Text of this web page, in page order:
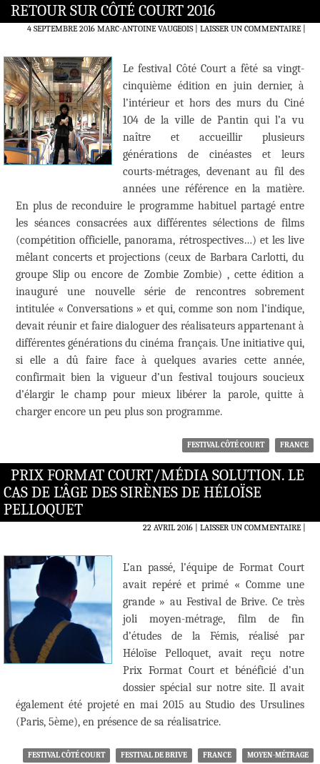
RETOUR SUR CÔTÉ COURT 2016
4 SEPTEMBRE 2016 MARC-ANTOINE VAUGEOIS LAISSER UN COMMENTAIRE|
Le festival Côté Court a fêté sa vingt-
cinquième édition en juin dernier, à
l’intérieur et hors des murs du Ciné
104 de la ville de Pantin qui l’a vu
naître et accueillir plusieurs
générations de cinéastes et leurs
courts-métrages, devenant au fil des
années une référence en la matière.
En plus de reconduire le programme habituel partagé entre
les séances consacrées aux différentes sélections de films
(compétition officielle, panorama, rétrospectives…) et les live
mêlant concerts et projections (ceux de Barbara Carlotti, du
groupe Slip ou encore de Zombie Zombie) , cette édition a
inauguré une nouvelle série de rencontres sobrement
intitulée « Conversations » et qui, comme son nom l’indique,
devait réunir et faire dialoguer des réalisateurs appartenant à
différentes générations du cinéma français. Une initiative qui,
si elle a dû faire face à quelques avaries cette année,
confirmait bien la vigueur d’un festival toujours soucieux
d’élargir le champ pour mieux libérer la parole, quitte à
charger encore un peu plus son programme.
FESTIVAL CÔTÉ COURT FRANCE
PRIX FORMAT COURT/MÉDIA SOLUTION. LE
CAS DE L’ÂGE DES SIRÈNES DE HÉLOÏSE
PELLOQUET
22 AVRIL 2016 LAISSER UN COMMENTAIRE|
L’an passé, l’équipe de Format Court
avait repéré et primé « Comme une
grande » au Festival de Brive. Ce très
joli moyen-métrage, film de fin
d’études de la Fémis, réalisé par
Héloïse Pelloquet, avait reçu notre
Prix Format Court et bénéficié d’un
dossier spécial sur notre site. Il avait
également été projeté en mai 2015 au Studio des Ursulines
(Paris, 5ème), en présence de sa réalisatrice.
FESTIVAL CÔTÉ COURT FESTIVAL DE BRIVE FRANCE MOYEN-MÉTRAGE